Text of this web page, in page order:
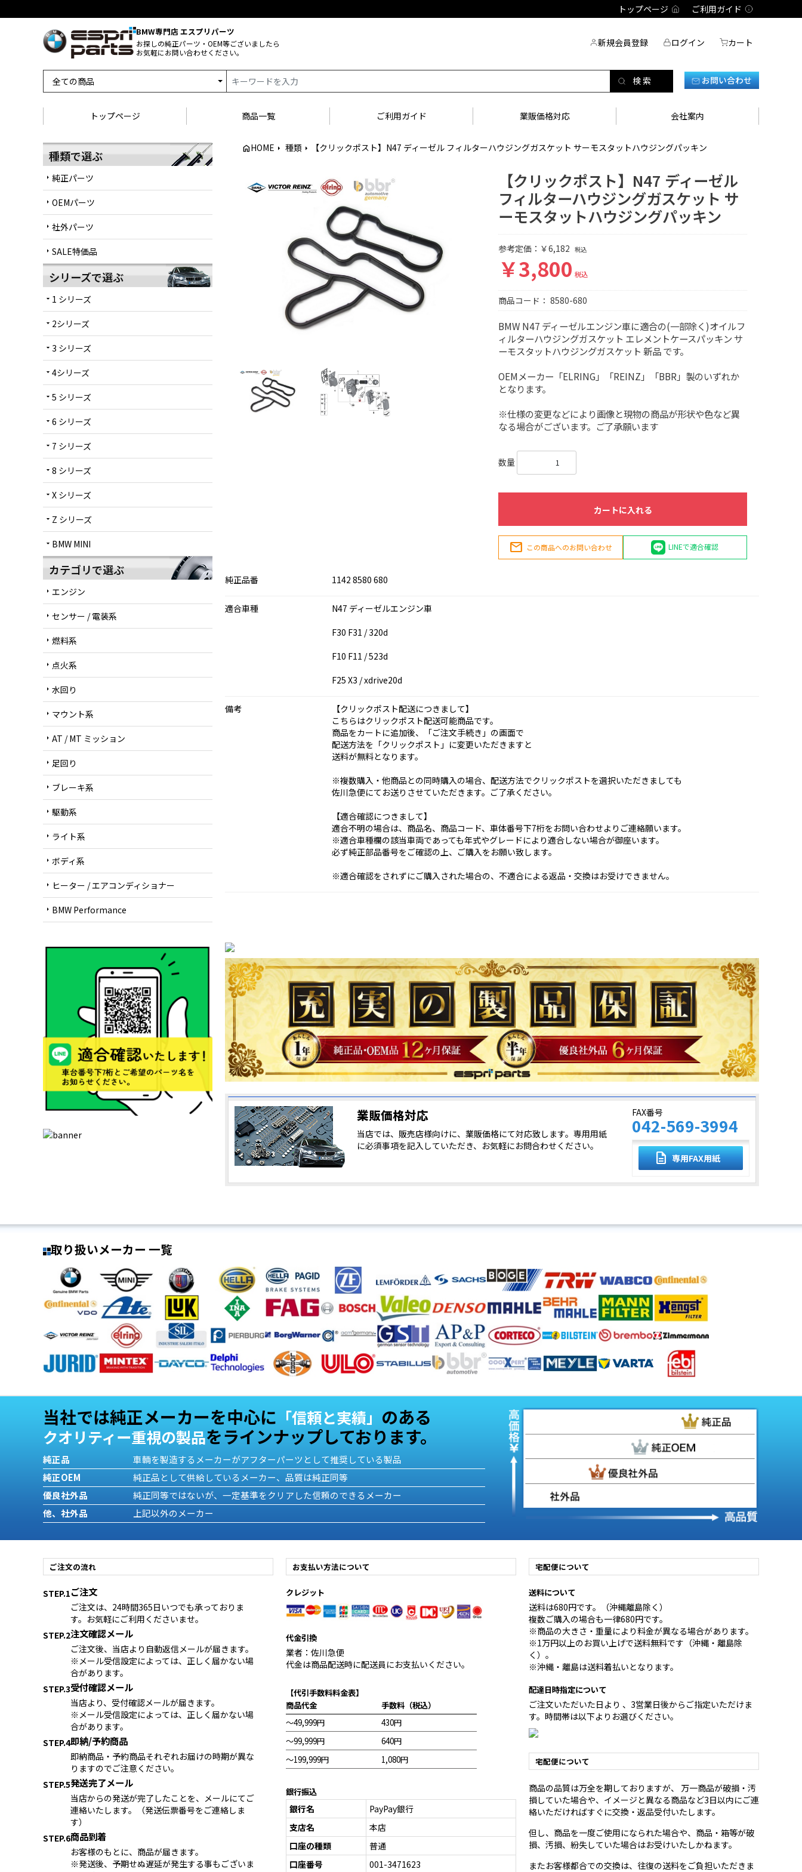
トップページ ご利用ガイド
BMW専門店 エスプリパーツ
お探しの純正パーツ・OEM等ございましたら
お気軽にお問い合わせください。
新規会員登録 ログイン カート
お問い合わせ
トップページ 商品一覧 ご利用ガイド 業販価格対応 会社案内
種類で選ぶ
arrow_right 純正パーツ
arrow_right OEMパーツ
arrow_right 社外パーツ
arrow_right SALE特価品
シリーズで選ぶ
arrow_drop_down 1 シリーズ
arrow_drop_down 2シリーズ
arrow_drop_down 3 シリーズ
arrow_drop_down 4シリーズ
arrow_drop_down 5 シリーズ
arrow_drop_down 6 シリーズ
arrow_drop_down 7 シリーズ
arrow_drop_down 8 シリーズ
arrow_drop_down X シリーズ
arrow_drop_down Z シリーズ
arrow_drop_down BMW MINI
カテゴリで選ぶ
arrow_right エンジン
arrow_right センサー / 電装系
arrow_right 燃料系
arrow_right 点火系
arrow_right 水回り
arrow_right マウント系
arrow_right AT / MT ミッション
arrow_right 足回り
arrow_right ブレーキ系
arrow_right 駆動系
arrow_right ライト系
arrow_right ボディ系
arrow_right ヒーター / エアコンディショナー
arrow_right BMW Performance
homeHOME arrow_right 種類 arrow_right 【クリックポスト】N47 ディーゼル フィルターハウジングガスケット サーモスタットハウジングパッキン
【クリックポスト】N47 ディーゼル
フィルターハウジングガスケット サ
ーモスタットハウジングパッキン
参考定価：￥6,182 税込
￥3,800 税込
商品コード：8580-680
BMW N47 ディーゼルエンジン車に適合の(一部除く)オイルフ
ィルターハウジングガスケット エレメントケースパッキン サ
ーモスタットハウジングガスケット 新品 です。
OEMメーカー「ELRING」「REINZ」「BBR」製のいずれか
となります。
※仕様の変更などにより画像と現物の商品が形状や色など異
なる場合がございます。ご了承願います
数量
カートに入れる
mail この商品へのお問い合わせ LINEで適合確認
純正品番 1142 8580 680
適合車種
N47 ディーゼルエンジン車
F30 F31 / 320d
F10 F11 / 523d
F25 X3 / xdrive20d
備考
【クリックポスト配送につきまして】
こちらはクリックポスト配送可能商品です。
商品をカートに追加後、「ご注文手続き」の画面で
配送方法を「クリックポスト」に変更いただきますと
送料が無料となります。
※複数購入・他商品との同時購入の場合、配送方法でクリックポストを選択いただきましても
佐川急便にてお送りさせていただきます。ご了承ください。
【適合確認につきまして】
適合不明の場合は、商品名、商品コード、車体番号下7桁をお問い合わせよりご連絡願います。
※適合車種欄の該当車両であっても年式やグレードにより適合しない場合が御座います。
必ず純正部品番号をご確認の上、ご購入をお願い致します。
※適合確認をされずにご購入された場合の、不適合による返品・交換はお受けできません。
業販価格対応
当店では、販売店様向けに、業販価格にて対応致します。専用用紙
に必須事項を記入していただき、お気軽にお問合わせください。
FAX番号
042-569-3994
description 専用FAX用紙
取り扱いメーカー 一覧
当社では純正メーカーを中心に 「信頼と実績」 のある
クオリティー重視の製品をラインナップしております。
純正品
車輌を製造するメーカーがアフターパーツとして推奨している製品
純正OEM
純正品として供給しているメーカー、品質は純正同等
優良社外品
純正同等ではないが、一定基準をクリアした信頼のできるメーカー
他、社外品
上記以外のメーカー
ご注文の流れ
STEP.1ご注文
ご注文は、24時間365日いつでも承っておりま
す。お気軽にご利用くださいませ。
STEP.2注文確認メール
ご注文後、当店より自動返信メールが届きます。
※メール受信設定によっては、正しく届かない場
合があります。
STEP.3受付確認メール
当店より、受付確認メールが届きます。
※メール受信設定によっては、正しく届かない場
合があります。
STEP.4即納/予約商品
即納商品・予約商品それぞれお届けの時期が異な
りますのでご注意ください。
STEP.5発送完了メール
当店からの発送が完了したことを、メールにてご
連絡いたします。（発送伝票番号をご連絡しま
す）
STEP.6商品到着
お客様のもとに、商品が届きます。
※発送後、予期せぬ遅延が発生する事もございま
お支払い方法について
クレジット
代金引換
業者：佐川急便
代金は商品配送時に配送員にお支払いください。
【代引手数料料金表】
商品代金
～49,999円
～99,999円
～199,999円
手数料（税込）
430円
640円
1,080円
銀行振込
銀行名
PayPay銀行
支店名
本店
口座の種類
普通
口座番号
001-3471623
宅配便について
送料について
送料は680円です。（沖縄離島除く）
複数ご購入の場合も一律680円です。
※商品の大きさ・重量により料金が異なる場合があります。
※1万円以上のお買い上げで送料無料です（沖縄・離島除
く）。
※沖縄・離島は送料着払いとなります。
配達日時指定について
ご注文いただいた日より 、3営業日後からご指定いただけま
す。時間帯は以下よりお選びください。
宅配便について
商品の品質は万全を期しておりますが、 万一商品が破損・汚
損していた場合や、イメージと異なる商品など3日以内にご連
絡いただければすぐに交換・返品受付いたします。
但し、商品を一度ご使用になられた場合や、商品・箱等が破
損、汚損、紛失していた場合はお受けいたしかねます。
またお客様都合での交換は、往復の送料をご負担いただきま